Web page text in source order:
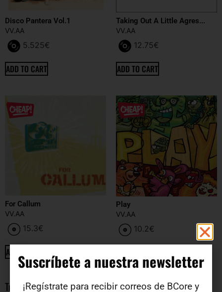
Disco Pantera Vol.1
VV.AA
5.525€
ADD TO CART
Taking Out A Little Agres...
VV.AA
12.75€
ADD TO CART
For Callum
VV.AA
15.3€
ADD TO CART
Play
VV.AA
10.2€
Tu opinion
Suscríbete a nuestra newsletter​
¡Regístrate para recibir correos de BCore y